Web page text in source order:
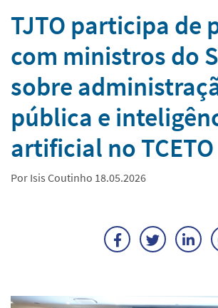
Notícias
TJTO participa de
com ministros do
sobre
pública e
artificial no TCETO
Por Isis Coutinho 18.05.2026
FacebookTwitter